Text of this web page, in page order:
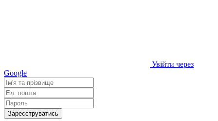
Увійти через
Google
Зареєструватись